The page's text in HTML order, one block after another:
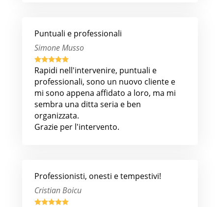
Puntuali e professionali
Simone Musso

Rapidi nell'intervenire, puntuali e
professionali, sono un nuovo cliente e
mi sono appena affidato a loro, ma mi
sembra una ditta seria e ben
organizzata.
Grazie per l'intervento.
Professionisti, onesti e tempestivi!
Cristian Boicu
